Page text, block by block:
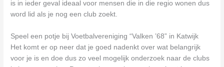
is in ieder geval ideaal voor mensen die in die regio wonen dus
word lid als je nog een club zoekt.
Speel een potje bij Voetbalvereniging “Valken ’68” in Katwijk
Het komt er op neer dat je goed nadenkt over wat belangrijk
voor je is en doe dus zo veel mogelijk onderzoek naar de clubs